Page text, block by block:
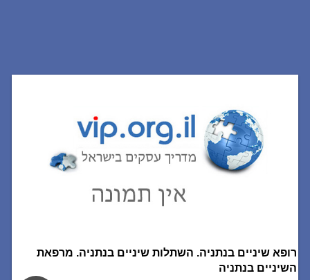
רופא שיניים בנתניה. השתלות שיניים בנתניה. מרפאת
השיניים בנתניה